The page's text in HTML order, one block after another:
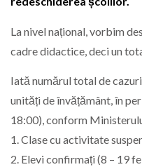
La nivel național, vorbim
cadre didactice, deci un
Iată numărul total de
unități de învățământ, în
18:00), conform
1. Clase cu activitate
2. Elevi confirmați (8 – 19